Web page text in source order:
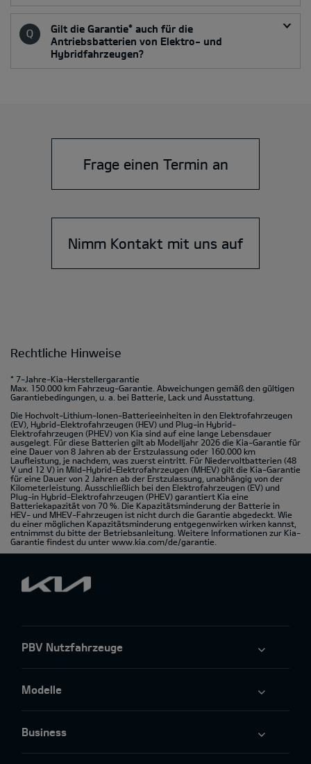
Gilt die Garantie* auch für die
Antriebsbatterien von Elektro- und
Hybridfahrzeugen?
Frage einen Termin an
Nimm Kontakt mit uns auf
Rechtliche Hinweise
* 7-Jahre-Kia-Herstellergarantie
Max. 150.000 km Fahrzeug-Garantie. Abweichungen gemäß den gültigen
Garantiebedingungen, u. a. bei Batterie, Lack und Ausstattung.
Die Hochvolt-Lithium-Ionen-Batterieeinheiten in den Elektrofahrzeugen
(EV), Hybrid-Elektrofahrzeugen (HEV) und Plug-in Hybrid-
Elektrofahrzeugen (PHEV) von Kia sind auf eine lange Lebensdauer
ausgelegt. Für diese Batterien gilt ab Modelljahr 2026 die Kia-Garantie für
eine Dauer von 8 Jahren ab der Erstzulassung oder 160.000 km
Laufleistung, je nachdem, was zuerst eintritt. Für Niedervoltbatterien (48
V und 12 V) in Mild-Hybrid-Elektrofahrzeugen (MHEV) gilt die Kia-Garantie
für eine Dauer von 2 Jahren ab der Erstzulassung, unabhängig von der
Kilometerleistung. Ausschließlich bei den Elektrofahrzeugen (EV) und
Plug-in Hybrid-Elektrofahrzeugen (PHEV) garantiert Kia eine
Batteriekapazität von 70 %. Die Kapazitätsminderung der Batterie in
HEV- und MHEV-Fahrzeugen ist nicht durch die Garantie abgedeckt. Wie
du einer möglichen Kapazitätsminderung entgegenwirken wirken kannst,
entnimmst du bitte der Betriebsanleitung. Weitere Informationen zur Kia-
Garantie findest du unter www.kia.com/de/garantie.
PBV Nutzfahrzeuge
Modelle
Business